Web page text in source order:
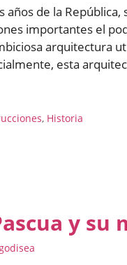
años de la
importantes el
arquitectura
esta
, Historia
y